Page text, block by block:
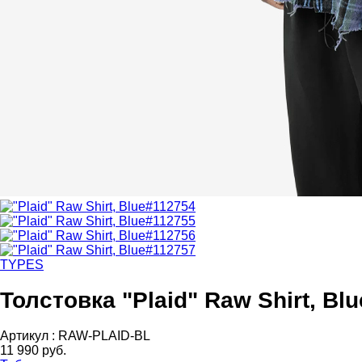
TYPES
Толстовка "Plaid" Raw Shirt,
Артикул : RAW-PLAID-BL
11 990 руб.